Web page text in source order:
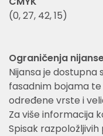
(0, 27, 42, 15)
Ograničenja
Nijansa je
fasadnim bojama
određene vrste i
Za više informacija
Spisak